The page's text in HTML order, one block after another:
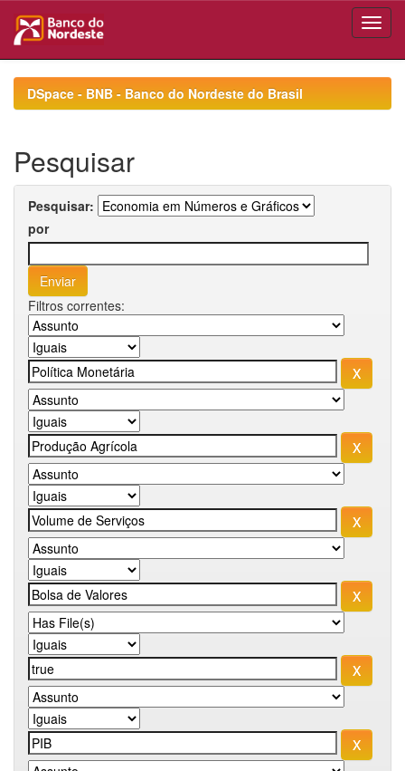
navigationDSpace - BNB - Banco do Nordeste do Brasil
Pesquisar
Pesquisar:
por
Filtros correntes: